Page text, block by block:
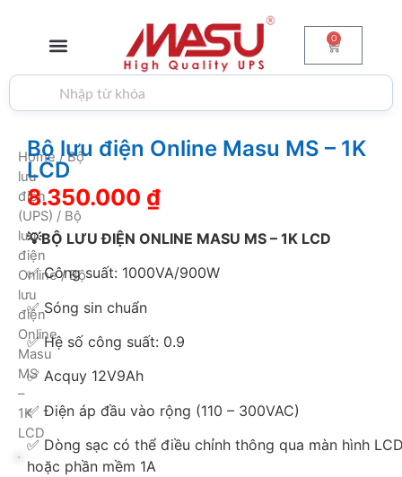
0
Home /Bộ
lưu
điện
(UPS) / Bộ
lưu
điện
Online/ Bộ
lưu
điện
Online
Masu
MS
–
1K
LCD
Bộ lưu điện Online Masu MS – 1K
LCD
8.350.000 ₫
💡BỘ LƯU ĐIỆN ONLINE MASU MS – 1K LCD
✅ Công suất: 1000VA/900W
✅ Sóng sin chuẩn
✅ Hệ số công suất: 0.9
✅ Acquy 12V9Ah
✅ Điện áp đầu vào rộng (110 – 300VAC)
✅ Dòng sạc có thể điều chỉnh thông qua màn hình
hoặc phần mềm 1A